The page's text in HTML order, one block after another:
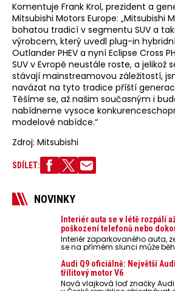
Komentuje Frank Krol, prezident a
Mitsubishi Motors Europe: „Mitsubishi
bohatou tradicí v segmentu SUV a
výrobcem, který uvedl plug-in
Outlander PHEV a nyní Eclipse Cross
SUV v Evropě neustále roste, a jelikož
stávají mainstreamovou záležitostí,
navázat na tyto tradice příští
Těšíme se, až našim současným i
nabídneme vysoce
modelové nabídce.“
Zdroj: Mitsubishi
SDÍLET:
NOVINKY
Interiér auta se v létě rozpálí
poškození telefonů nebo
Interiér zaparkovaného auta,
se na přímém slunci může
nebezpečí pro odložené
nebo notebooky. Můžou
poškodit elektroniku a ve
zvýšit riziko požáru.
Audi Q9 oficiálně: Největší
třílitový motor V6
Nová vlajková loď značky